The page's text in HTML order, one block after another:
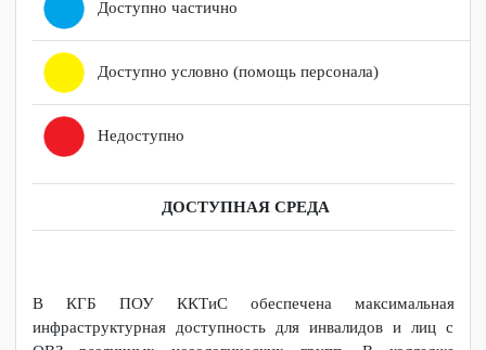
Размещение оборудования и носителей информации с
Дублирование звуковой и зрительной информации, в том
шрифта Брайля
Доступно частично
Доступно условно (помощь персонала)